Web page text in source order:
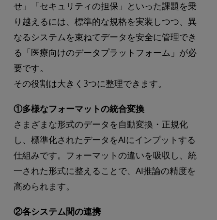
せ」「セキュリティの担保」といった課題を乗
り越えるには、標準的な規格を実装しつつ、異
なるシステムを束ねてデータを安全に管理でき
る「医療向けのデータプラットフォーム」が必
要です。
その役割は大きく3つに整理できます。
①多様なフォーマットの統合変換
さまざまな形式のデータを自動変換・正規化
し、標準化されたデータをAIにインプットする
仕組みです。フォーマットの違いを吸収し、統
一された形式に整えることで、AI推論の精度を
高められます。
②各システム間の連携